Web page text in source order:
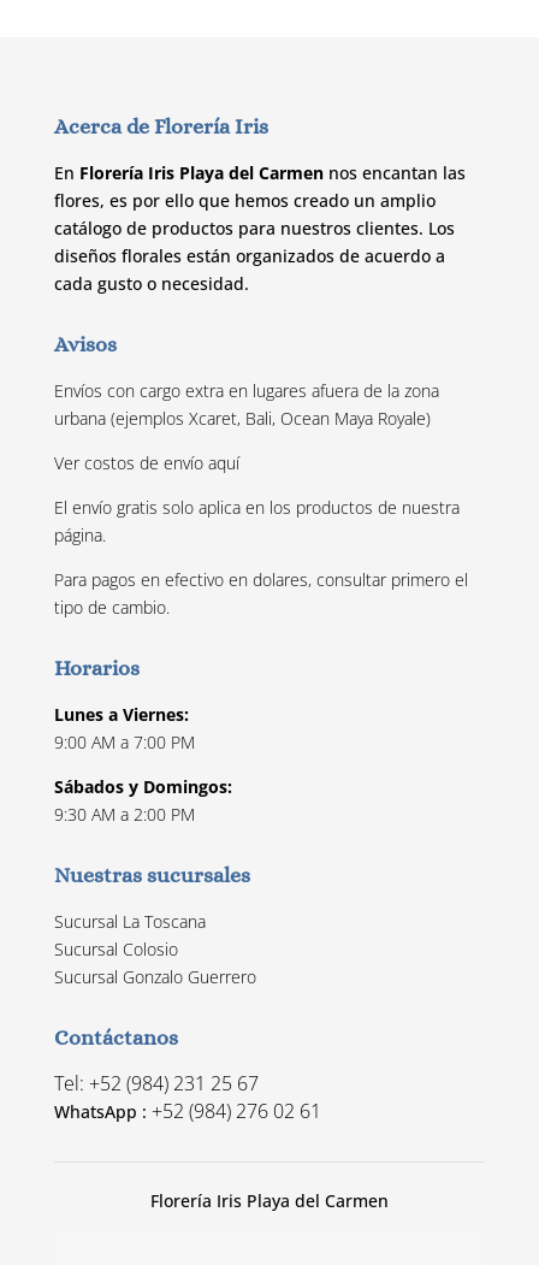
Acerca de Florería Iris
En Florería Iris Playa del Carmen nos encantan las
flores, es por ello que hemos creado un amplio
catálogo de productos para nuestros clientes. Los
diseños florales están organizados de acuerdo a
cada gusto o necesidad.
Avisos
Envíos con cargo extra en lugares afuera de la zona
urbana (ejemplos Xcaret, Bali, Ocean Maya Royale)
Ver costos de envío aquí
El envío gratis solo aplica en los productos de nuestra
página.
Para pagos en efectivo en dolares, consultar primero el
tipo de cambio.
Horarios
Lunes a Viernes:
9:00 AM a 7:00 PM
Sábados y Domingos:
9:30 AM a 2:00 PM
Nuestras sucursales
Sucursal La Toscana
Sucursal Colosio
Sucursal Gonzalo Guerrero
Contáctanos
Tel: +52 (984) 231 25 67
WhatsApp : +52 (984) 276 02 61
Florería Iris Playa del Carmen